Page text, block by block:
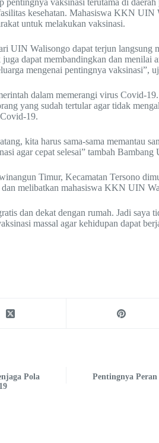
pentingnya vaksinasi terutama di
kesehatan. Mahasiswa KKN
untuk melakukan vaksinasi.
UIN Walisongo dapat terjun
dapat membandingkan dan
mengenai pentingnya vaksinasi”,
dalam memerangi virus Covid-
yang sudah tertular agar tidak
19.
kita harus sama-sama memantau
agar cepat selesai” tambah Bambang
Timur, Kecamatan Tersono
melibatkan mahasiswa KKN UIN
dan dekat dengan rumah. Jadi
massal agar kehidupan dapat
Pola
Pentingnya